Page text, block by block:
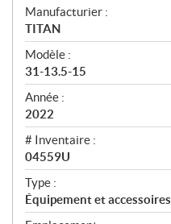
S
p
é
c
i
f
i
c
a
Manufacturier :
TITAN
Modèle :
31-13.5-15
Année :
2022
# Inventaire :
04559U
Type :
Équipement et accessoires